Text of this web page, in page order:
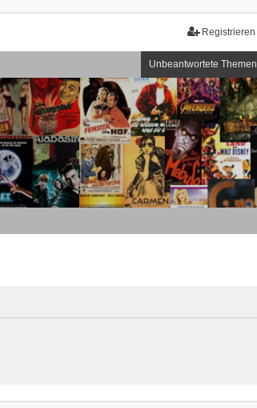
Registrieren
Unbeantwortete Themen